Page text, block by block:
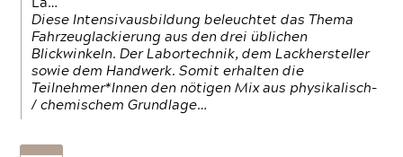
La…
Diese Intensivausbildung beleuchtet das Thema
Fahrzeuglackierung aus den drei üblichen
Blickwinkeln. Der Labortechnik, dem Lackhersteller
sowie dem Handwerk. Somit erhalten die
Teilnehmer*Innen den nötigen Mix aus physikalisch-
/ chemischem Grundlage…